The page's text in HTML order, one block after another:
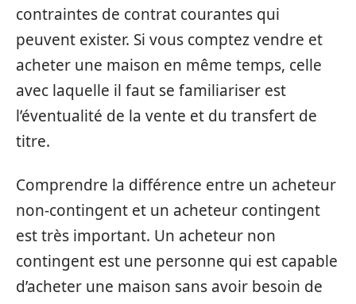
contraintes de contrat courantes qui
peuvent exister. Si vous comptez vendre et
acheter une maison en même temps, celle
avec laquelle il faut se familiariser est
l’éventualité de la vente et du transfert de
titre.
Comprendre la différence entre un acheteur
non-contingent et un acheteur contingent
est très important. Un acheteur non
contingent est une personne qui est capable
d’acheter une maison sans avoir besoin de